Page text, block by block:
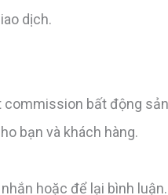
dịch.
bất động
bạn và khách hàng.
hoặc để lại bình